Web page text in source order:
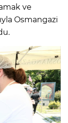
ve
Osmangazi